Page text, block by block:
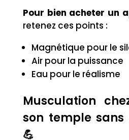
Pour bien acheter un
retenez ces points :
Magnétique pour le
Air pour la puissance
Eau pour le réalisme
Musculation
son temple sans
💪